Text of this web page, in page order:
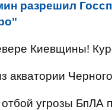
разрешил
Киевщины!
акватории
угрозы БпЛА